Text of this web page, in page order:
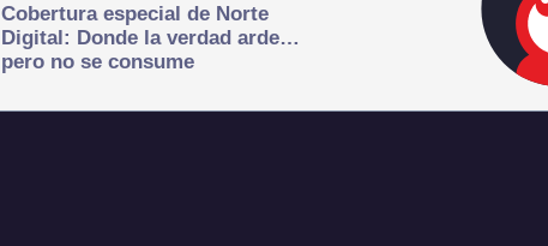
Cobertura especial de Norte
Digital: Donde la verdad arde…
pero no se consume